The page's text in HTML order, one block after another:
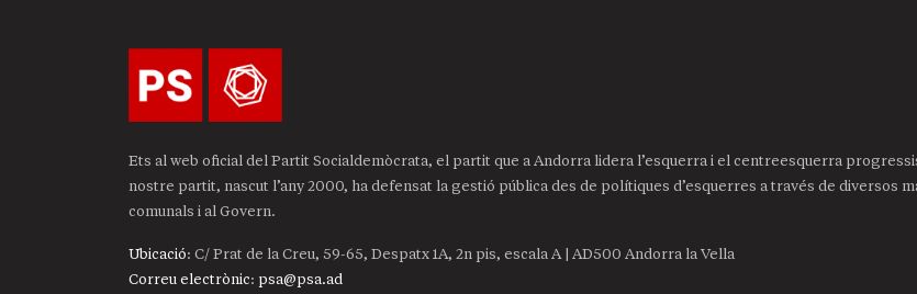
Ets al web oficial del Partit Socialdemòcrata, el partit que a Andorra lidera l’esquerra i el centreesquerra
nostre partit, nascut l’any 2000, ha defensat la gestió pública des de polítiques d’esquerres a través de diversos
comunals i al Govern.
Ubicació: C/ Prat de la Creu, 59-65, Despatx 1A, 2n pis, escala A | AD500 Andorra la Vella
Correu electrònic: psa@psa.ad